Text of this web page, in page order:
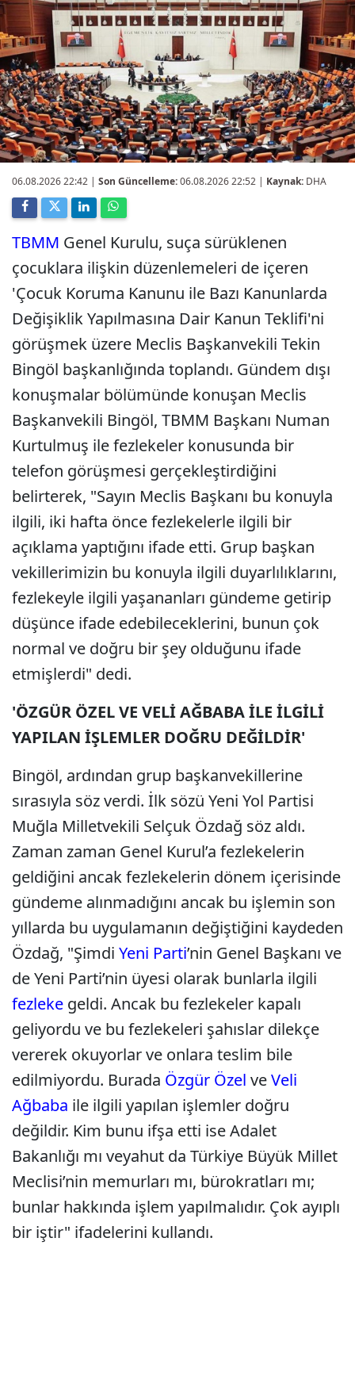
06.08.2026 22:42 | Son Güncelleme:06.08.2026 22:52 | Kaynak: DHA
TBMM Genel Kurulu, suça sürüklenen
çocuklara ilişkin düzenlemeleri de içeren
'Çocuk Koruma Kanunu ile Bazı Kanunlarda
Değişiklik Yapılmasına Dair Kanun Teklifi'ni
görüşmek üzere Meclis Başkanvekili Tekin
Bingöl başkanlığında toplandı. Gündem dışı
konuşmalar bölümünde konuşan Meclis
Başkanvekili Bingöl, TBMM Başkanı Numan
Kurtulmuş ile fezlekeler konusunda bir
telefon görüşmesi gerçekleştirdiğini
belirterek, "Sayın Meclis Başkanı bu konuyla
ilgili, iki hafta önce fezlekelerle ilgili bir
açıklama yaptığını ifade etti. Grup başkan
vekillerimizin bu konuyla ilgili duyarlılıklarını,
fezlekeyle ilgili yaşananları gündeme getirip
düşünce ifade edebileceklerini, bunun çok
normal ve doğru bir şey olduğunu ifade
etmişlerdi" dedi.
'ÖZGÜR ÖZEL VE VELİ AĞBABA İLE İLGİLİ
YAPILAN İŞLEMLER DOĞRU DEĞİLDİR'
Bingöl, ardından grup başkanvekillerine
sırasıyla söz verdi. İlk sözü Yeni Yol Partisi
Muğla Milletvekili Selçuk Özdağ söz aldı.
Zaman zaman Genel Kurul’a fezlekelerin
geldiğini ancak fezlekelerin dönem içerisinde
gündeme alınmadığını ancak bu işlemin son
yıllarda bu uygulamanın değiştiğini kaydeden
Özdağ, "Şimdi Yeni Parti’nin Genel Başkanı ve
de Yeni Parti’nin üyesi olarak bunlarla ilgili
fezleke geldi. Ancak bu fezlekeler kapalı
geliyordu ve bu fezlekeleri şahıslar dilekçe
vererek okuyorlar ve onlara teslim bile
edilmiyordu. Burada Özgür Özel veVeli
Ağbaba ile ilgili yapılan işlemler doğru
değildir. Kim bunu ifşa etti ise Adalet
Bakanlığı mı veyahut da Türkiye Büyük Millet
Meclisi’nin memurları mı, bürokratları mı;
bunlar hakkında işlem yapılmalıdır. Çok ayıplı
bir iştir" ifadelerini kullandı.